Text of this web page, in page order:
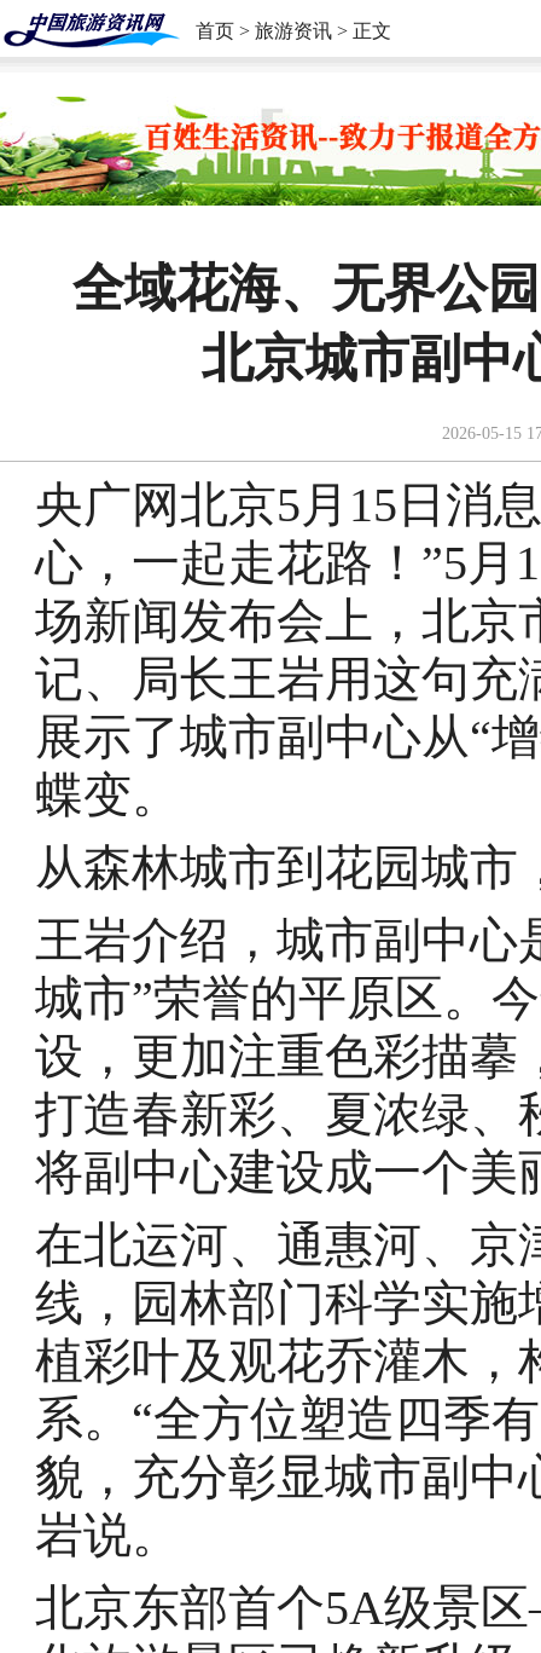
首页 > 旅游资讯 > 正文
全域花海、无界公
北京城市副中
2026-05-15
央广网北京5月15日消
心，一起走花路！”5月
场新闻发布会上，北京
记、局长王岩用这句充
展示了城市副中心从“
蝶变。
从森林城市到花园城市
王岩介绍，城市副中心
城市”荣誉的平原区。
设，更加注重色彩描摹
打造春新彩、夏浓绿、
将副中心建设成一个美
在北运河、通惠河、京
线，园林部门科学实施
植彩叶及观花乔灌木
系。“全方位塑造四季
貌，充分彰显城市副中
岩说。
北京东部首个5A级景